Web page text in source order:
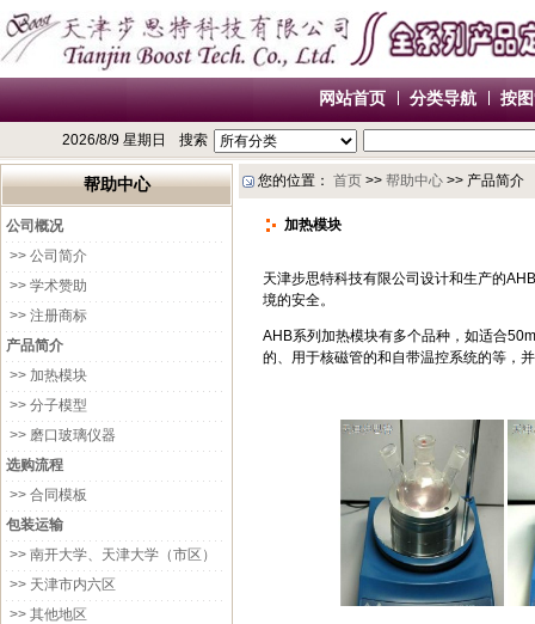
网站首页 分类导航 按
2026/8/9 星期日 搜索
帮助中心
公司概况
>> 公司简介
>> 学术赞助
>> 注册商标
产品简介
>> 加热模块
>> 分子模型
>> 磨口玻璃仪器
选购流程
>> 合同模板
包装运输
>> 南开大学、天津大学（市区）
>> 天津市内六区
>> 其他地区
您的位置： 首页 >> 帮助中心 >> 产品简介
加热模块
天津步思特科技有限公司设计和生产的
境的安全。
AHB系列加热模块有多个品种，如适合
的、用于核磁管的和自带温控系统的等，